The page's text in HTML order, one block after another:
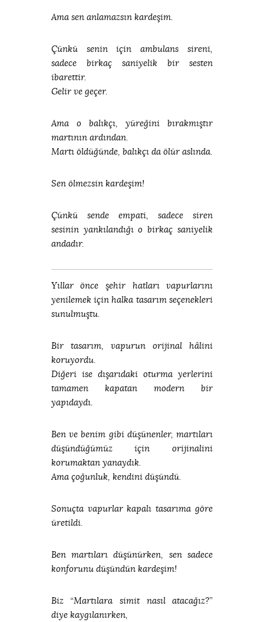
Ama sen anlamazsın kardeşim.
Çünkü senin için ambulans sireni,
sadece birkaç saniyelik bir sesten
ibarettir.
Gelir ve geçer.
Ama o balıkçı, yüreğini bırakmıştır
martının ardından.
Martı öldüğünde, balıkçı da ölür aslında.
Sen ölmezsin kardeşim!
Çünkü sende empati, sadece siren
sesinin yankılandığı o birkaç saniyelik
andadır.
Yıllar önce şehir hatları vapurlarını
yenilemek için halka tasarım seçenekleri
sunulmuştu.
Bir tasarım, vapurun orijinal hâlini
koruyordu.
Diğeri ise dışarıdaki oturma yerlerini
tamamen kapatan modern bir
yapıdaydı.
Ben ve benim gibi düşünenler, martıları
düşündüğümüz için orijinalini
korumaktan yanaydık.
Ama çoğunluk, kendini düşündü.
Sonuçta vapurlar kapalı tasarıma göre
üretildi.
Ben martıları düşünürken, sen sadece
konforunu düşündün kardeşim!
Biz “Martılara simit nasıl atacağız?”
diye kaygılanırken,